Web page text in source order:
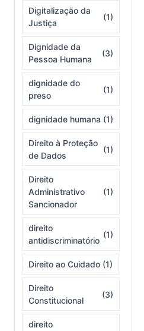
Digitalização da
Justiça
(1)
Dignidade da
Pessoa Humana
(3)
dignidade do
preso
(1)
dignidade humana (1)
Direito à Proteção
de Dados
(1)
Direito
Administrativo
Sancionador
(1)
direito
antidiscriminatório
(1)
Direito ao Cuidado (1)
Direito
Constitucional
(3)
direito